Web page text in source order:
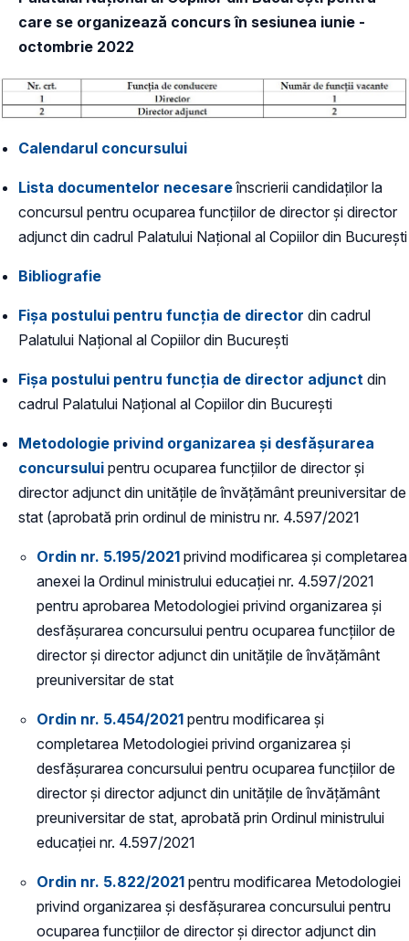
care se organizează concurs în sesiunea iunie -
octombrie 2022
Calendarul concursului
Lista documentelor necesareînscrierii candidaților la
concursul pentru ocuparea funcţiilor de director şi director
adjunct din cadrul Palatului Național al Copiilor din București
Bibliografie
Fişa postului pentru funcția de director din cadrul
Palatului Naţional al Copiilor din Bucureşti
Fişa postului pentru funcția de director adjunct din
cadrul Palatului Naţional al Copiilor din Bucureşti
Metodologie privind organizarea și desfășurarea
concursului pentru ocuparea funcțiilor de director și
director adjunct din unitățile de învățământ preuniversitar de
stat (aprobată prin ordinul de ministru nr. 4.597/2021
Ordin nr. 5.195/2021 privind modificarea și completarea
anexei la Ordinul ministrului educației nr. 4.597/2021
pentru aprobarea Metodologiei privind organizarea și
desfășurarea concursului pentru ocuparea funcțiilor de
director și director adjunct din unitățile de învățământ
preuniversitar de stat
Ordin nr. 5.454/2021 pentru modificarea și
completarea Metodologiei privind organizarea și
desfășurarea concursului pentru ocuparea funcțiilor de
director și director adjunct din unitățile de învățământ
preuniversitar de stat, aprobată prin Ordinul ministrului
educației nr. 4.597/2021
Ordin nr. 5.822/2021 pentru modificarea Metodologiei
privind organizarea și desfășurarea concursului pentru
ocuparea funcțiilor de director și director adjunct din